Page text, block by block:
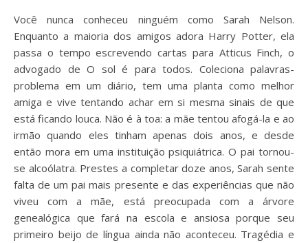
Você nunca conheceu ninguém como Sarah Nelson.
Enquanto a maioria dos amigos adora Harry Potter, ela
passa o tempo escrevendo cartas para Atticus Finch, o
advogado de O sol é para todos. Coleciona palavras-
problema em um diário, tem uma planta como melhor
amiga e vive tentando achar em si mesma sinais de que
está ficando louca. Não é à toa: a mãe tentou afogá-la e ao
irmão quando eles tinham apenas dois anos, e desde
então mora em uma instituição psiquiátrica. O pai tornou-
se alcoólatra. Prestes a completar doze anos, Sarah sente
falta de um pai mais presente e das experiências que não
viveu com a mãe, está preocupada com a árvore
genealógica que fará na escola e ansiosa porque seu
primeiro beijo de língua ainda não aconteceu. Tragédia e